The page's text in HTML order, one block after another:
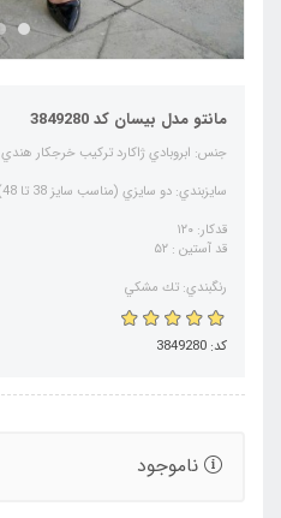
مانتو مدل بیسان کد 3849280
جنس: ابروبادي ژاكارد تركيب خرجكار هندي
سايزبندي: دو سايزي (مناسب سایز 38 تا 48)
قدکار: ۱۲۰
قد آستین : ۵۲
رنگبندي: تك مشكي
کد: 3849280
ناموجود